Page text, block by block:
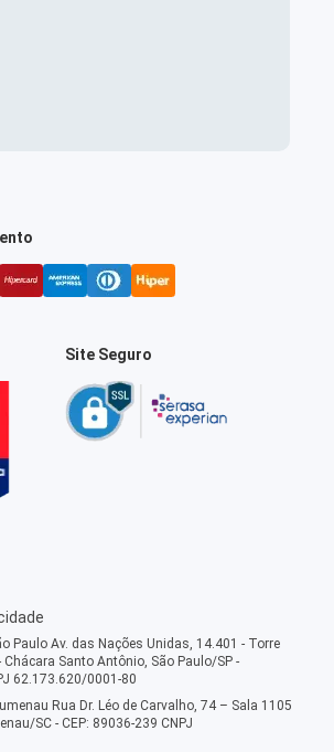
Site Seguro
Paulo Av. das Nações Unidas, 14.401 - Torre
Chácara Santo Antônio, São Paulo/SP -
62.173.620/0001-80
Rua Dr. Léo de Carvalho, 74 – Sala 1105
SC - CEP: 89036-239 CNPJ